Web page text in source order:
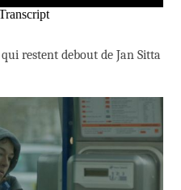
restent debout de Jan Sitta